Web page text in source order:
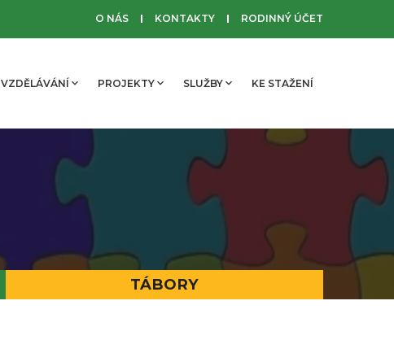
O NÁS KONTAKTY RODINNÝ ÚČET
VZDĚLÁVÁNÍ PROJEKTY SLUŽBY KE STAŽENÍ
TÁBORY